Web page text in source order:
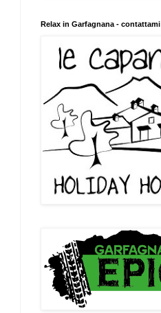
Relax in Garfagnana - contattami